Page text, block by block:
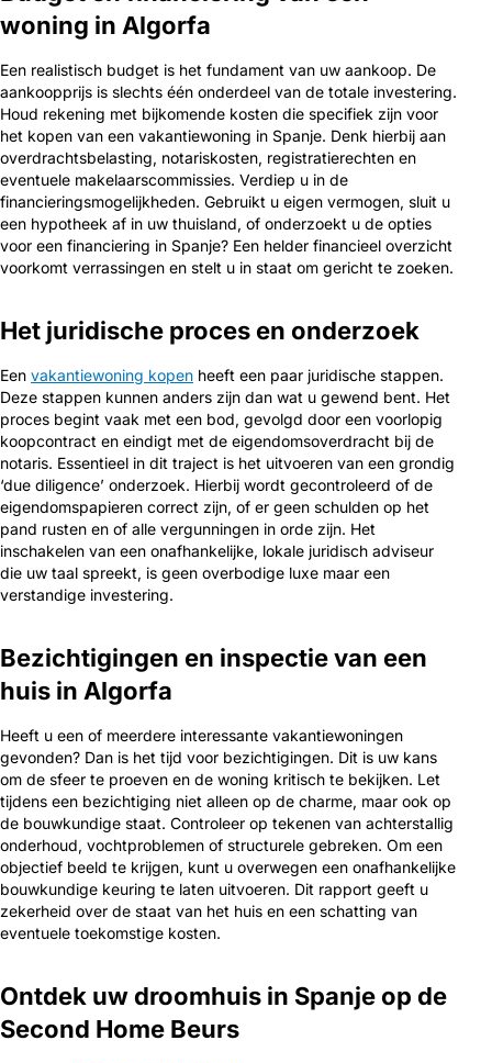
woning in Algorfa
Een realistisch budget is het fundament van uw aankoop. De
aankoopprijs is slechts één onderdeel van de totale investering.
Houd rekening met bijkomende kosten die specifiek zijn voor
het kopen van een vakantiewoning in Spanje. Denk hierbij aan
overdrachtsbelasting, notariskosten, registratierechten en
eventuele makelaarscommissies. Verdiep u in de
financieringsmogelijkheden. Gebruikt u eigen vermogen, sluit u
een hypotheek af in uw thuisland, of onderzoekt u de opties
voor een financiering in Spanje? Een helder financieel overzicht
voorkomt verrassingen en stelt u in staat om gericht te zoeken.
Het juridische proces en onderzoek
Een vakantiewoning kopen heeft een paar juridische stappen.
Deze stappen kunnen anders zijn dan wat u gewend bent. Het
proces begint vaak met een bod, gevolgd door een voorlopig
koopcontract en eindigt met de eigendomsoverdracht bij de
notaris. Essentieel in dit traject is het uitvoeren van een grondig
‘due diligence’ onderzoek. Hierbij wordt gecontroleerd of de
eigendomspapieren correct zijn, of er geen schulden op het
pand rusten en of alle vergunningen in orde zijn. Het
inschakelen van een onafhankelijke, lokale juridisch adviseur
die uw taal spreekt, is geen overbodige luxe maar een
verstandige investering.
Bezichtigingen en inspectie van een
huis in Algorfa
Heeft u een of meerdere interessante vakantiewoningen
gevonden? Dan is het tijd voor bezichtigingen. Dit is uw kans
om de sfeer te proeven en de woning kritisch te bekijken. Let
tijdens een bezichtiging niet alleen op de charme, maar ook op
de bouwkundige staat. Controleer op tekenen van achterstallig
onderhoud, vochtproblemen of structurele gebreken. Om een
objectief beeld te krijgen, kunt u overwegen een onafhankelijke
bouwkundige keuring te laten uitvoeren. Dit rapport geeft u
zekerheid over de staat van het huis en een schatting van
eventuele toekomstige kosten.
Ontdek uw droomhuis in Spanje op de
Second Home Beurs